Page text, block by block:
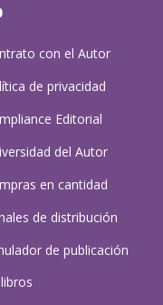
con el Autor
de privacidad
Editorial
del Autor
en cantidad
de distribución
de publicación